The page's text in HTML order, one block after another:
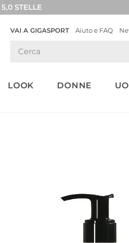
STELLE
VAI A GIGASPORT Aiuto e FAQ
LOOK DONNE